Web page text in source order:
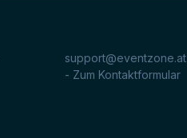
support@eventzone.at
- Zum Kontaktformular